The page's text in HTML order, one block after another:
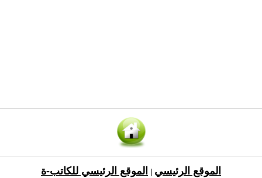
الموقع الرئيسي الموقع الرئيسي للكاتب-ة